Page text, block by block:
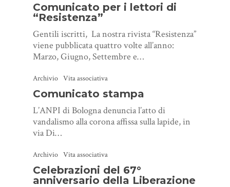
Comunicato per i lettori di
“Resistenza”
Gentili iscritti, La nostra rivista “Resistenza”
viene pubblicata quattro volte all’anno:
Marzo, Giugno, Settembre e…
Archivio Vita associativa
Comunicato stampa
L’ANPI di Bologna denuncia l’atto di
vandalismo alla corona affissa sulla lapide, in
via Di…
Archivio Vita associativa
Celebrazioni del 67°
anniversario della Liberazione